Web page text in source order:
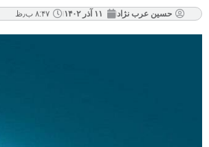
حسین عرب نژاد ۱۱ آذر ۱۴۰۲ ۸:۴۷ ب٫ظ